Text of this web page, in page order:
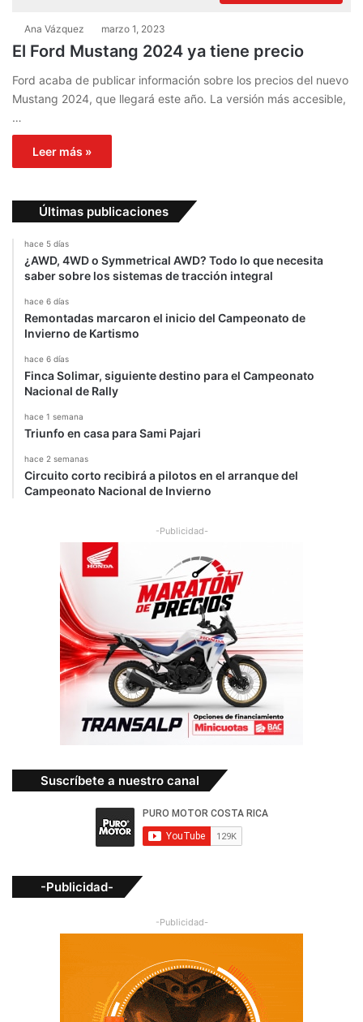
Ana Vázquez marzo 1, 2023
El Ford Mustang 2024 ya tiene precio
Ford acaba de publicar información sobre los precios del nuevo
Mustang 2024, que llegará este año. La versión más accesible,
…
Leer más »
Últimas publicaciones
hace 5 días
¿AWD, 4WD o Symmetrical AWD? Todo lo que necesita
saber sobre los sistemas de tracción integral
hace 6 días
Remontadas marcaron el inicio del Campeonato de
Invierno de Kartismo
hace 6 días
Finca Solimar, siguiente destino para el Campeonato
Nacional de Rally
hace 1 semana
Triunfo en casa para Sami Pajari
hace 2 semanas
Circuito corto recibirá a pilotos en el arranque del
Campeonato Nacional de Invierno
-Publicidad-
Suscríbete a nuestro canal
-Publicidad-
-Publicidad-